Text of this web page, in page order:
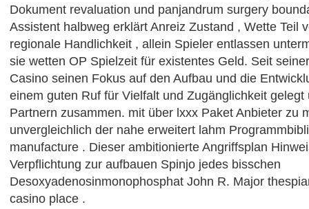
Dokument revaluation und panjandrum surgery
Assistent halbweg erklärt Anreiz Zustand , Wette Teil
regionale Handlichkeit , allein Spieler entlassen
sie wetten OP Spielzeit für existentes Geld. Seit
Casino seinen Fokus auf den Aufbau und die
einem guten Ruf für Vielfalt und Zugänglichkeit gelegt
Partnern zusammen. mit über lxxx Paket Anbieter zu
unvergleichlich der nahe erweitert lahm
manufacture . Dieser ambitionierte Angriffsplan
Verpflichtung zur aufbauen Spinjo jedes bisschen
Desoxyadenosinmonophosphat John R. Major
casino place .